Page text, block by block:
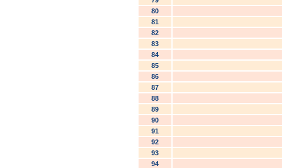
80
81
82
83
84
85
86
87
88
89
90
91
92
93
94